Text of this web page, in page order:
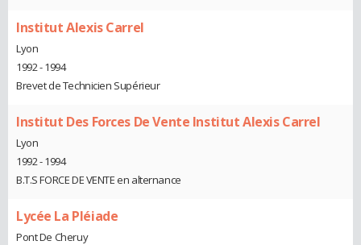
Institut Alexis Carrel
Lyon
1992 - 1994
Brevet de Technicien Supérieur
Institut Des Forces De Vente Institut Alexis Carrel
Lyon
1992 - 1994
B.T.S FORCE DE VENTE en alternance
Lycée La Pléiade
Pont De Cheruy